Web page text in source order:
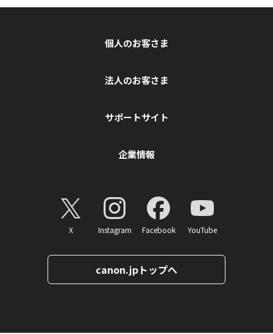
個人のお客さま
法人のお客さま
サポートサイト
企業情報
X Instagram Facebook YouTube
canon.jpトップへ